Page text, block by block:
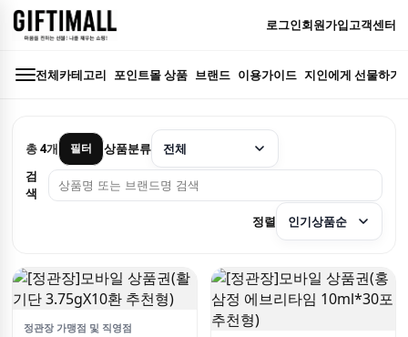
로그인회원가입고객센터
전체카테고리 포인트몰 상품 브랜드 이용가이드 지인에게 선물하기
총4개 필터
상품분류
검
색
정렬
정관장 가맹점 및 직영점